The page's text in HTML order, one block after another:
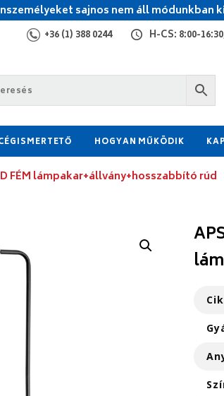
sajnos nem áll módunkban
+36 (1) 388 0244 H-CS: 8:00-
HOGYAN MŰKÖDIK
FÉM lámpakar+állvány+hosszabbító rúd